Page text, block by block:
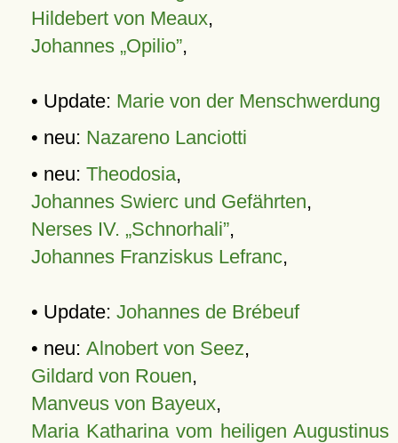
Hildebert von Meaux,
Johannes „Opilio”,
• Update: Marie von der Menschwerdung
• neu: Nazareno Lanciotti
• neu: Theodosia,
Johannes Swierc und Gefährten,
Nerses IV. „Schnorhali”,
Johannes Franziskus Lefranc,
• Update: Johannes de Brébeuf
• neu: Alnobert von Seez,
Gildard von Rouen,
Manveus von Bayeux,
Maria Katharina vom heiligen Augustinus